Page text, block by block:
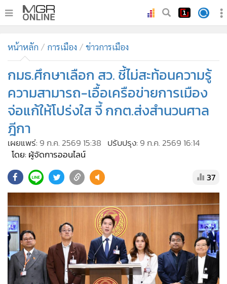
ทันเหตุการณ์
• ภาคใต้
Online Section
• บันเทิง
• ผู้จัดการรายวัน
• คอลัมนิสต์
• CbizReview
• Cyber BIZ
ผู้จัดกวน
• Good health & Well-being
•
Green Innovation & SD
• Management & HR
MGR Live
หน้าหลัก การเมือง ข่าวการเมือง
กมธ.ศึกษาเลือก สว. ชี้ไม่สะท้อนความรู้
ความสามารถ-เอื้อเครือข่ายการเมือง
จ่อแก้ให้โปร่งใส จี้ กกต.ส่งสำนวนศาล
ฎีกา
เผยแพร่: 9 ก.ค. 2569 15:38 ปรับปรุง: 9 ก.ค. 2569 16:14
โดย: ผู้จัดการออนไลน์
37